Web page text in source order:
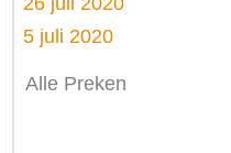
5 juli 2020
Alle Preken